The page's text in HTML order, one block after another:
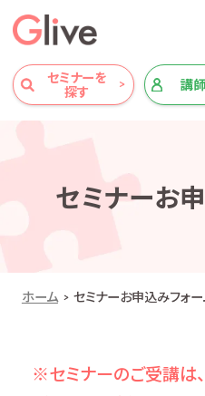
セミナーを
探す
講
セミナーお
ホーム セミナーお申込みフォ
※セミナーのご受講は